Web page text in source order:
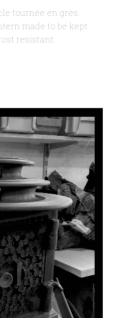
tournée en grès.
made to be kept
resistant.